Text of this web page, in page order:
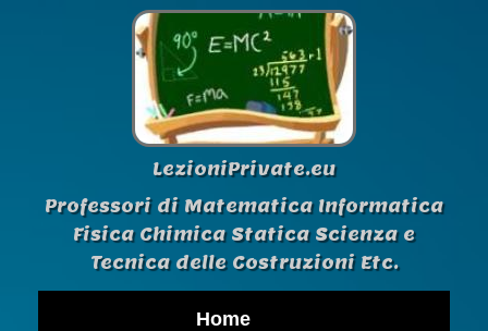
LezioniPrivate.eu
Professori di Matematica Informatica
Fisica Chimica Statica Scienza e
Tecnica delle Costruzioni Etc.
Home